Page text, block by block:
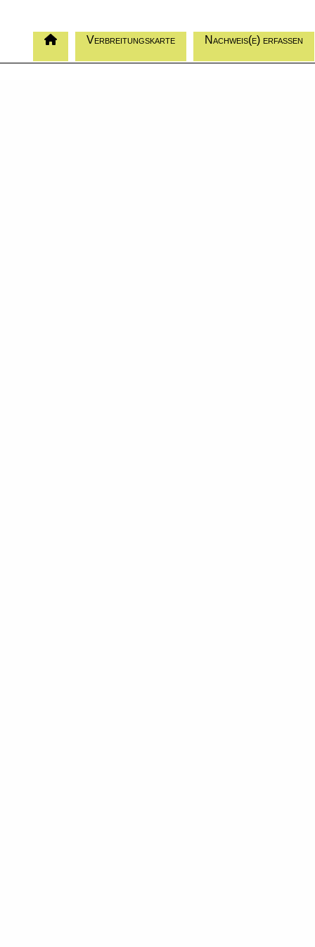
Verbreitungskarte Nachweis(e) erfassen